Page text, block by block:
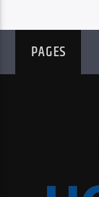
PAGES